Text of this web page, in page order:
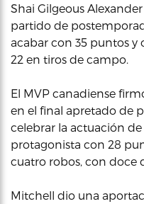
Shai Gilgeous
partido de
acabar con 35 puntos y
22 en tiros de campo.
El MVP canadiense
en el final apretado de
celebrar la actuación
protagonista con 28
cuatro robos, con doce
Mitchell dio una